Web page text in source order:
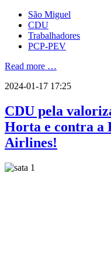
São Miguel
CDU
Trabalhadores
PCP-PEV
Read more …
2024-01-17 17:25
CDU pela
Horta e contra a
Airlines!